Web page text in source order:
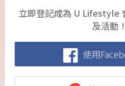
立即登記成為 U Lifestyle
及活動！
使用